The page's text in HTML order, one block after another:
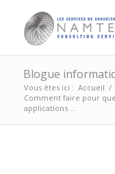
Blogue
Vous êtes ici : Accueil /
Comment faire pour
applications ...